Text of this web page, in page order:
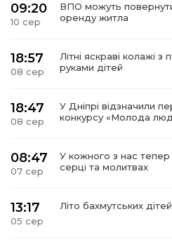
09:20
10 сер
ВПО можуть
оренду житла
18:57
08 сер
Літні яскраві колажі з
руками дітей
18:47
08 сер
У Дніпрі відзначили
конкурсу «Молода
08:47
07 сер
У кожного з нас тепер
серці та молитвах
13:17
05 сер
Літо бахмутських дітей